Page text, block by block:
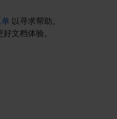
以寻求帮助。
文档体验。